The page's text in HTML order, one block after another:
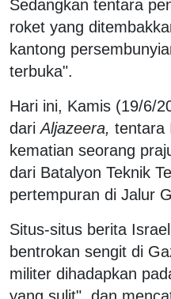
Sedangkan tentara
roket yang
kantong
terbuka".
Hari ini, Kamis (19/6/
dariAljazeera, tentara
kematian seorang
dari Batalyon Teknik
pertempuran di Jalur
Situs-situs berita
bentrokan sengit di
militer dihadapkan
yang sulit", dan